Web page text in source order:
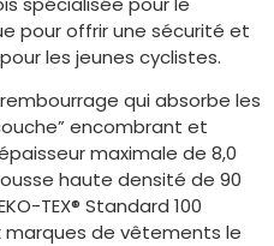
pour offrir une sécurité et
les jeunes cyclistes.
qui absorbe les
encombrant et
maximale de 8,0
haute densité de 90
TEX® Standard 100
marques de vêtements le